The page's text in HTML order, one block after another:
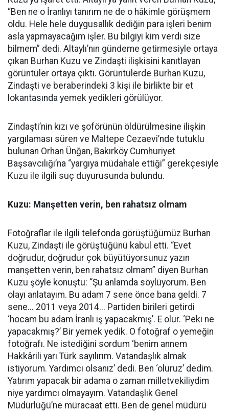
“Ben ne o İranlıyı tanırım ne de o hâkimle görüşmem
oldu. Hele hele duygusallık dediğin para işleri benim
asla yapmayacağım işler. Bu bilgiyi kim verdi size
bilmem” dedi. Altaylı’nın gündeme getirmesiyle ortaya
çıkan Burhan Kuzu ve Zindaşti ilişkisini kanıtlayan
görüntüler ortaya çıktı. Görüntülerde Burhan Kuzu,
Zindaşti ve beraberindeki 3 kişi ile birlikte bir et
lokantasında yemek yedikleri görülüyor.
Zindaşti’nin kızı ve şoförünün öldürülmesine ilişkin
yargılaması süren ve Maltepe Cezaevi’nde tutuklu
bulunan Orhan Ünğan, Bakırköy Cumhuriyet
Başsavcılığı’na “yargıya müdahale ettiği” gerekçesiyle
Kuzu ile ilgili suç duyurusunda bulundu.
Kuzu: Manşetten verin, ben rahatsız olmam
Fotoğraflar ile ilgili telefonda görüştüğümüz Burhan
Kuzu, Zindaşti ile görüştüğünü kabul etti. “Evet
doğrudur, doğrudur çok büyütüyorsunuz yazın
manşetten verin, ben rahatsız olmam” diyen Burhan
Kuzu şöyle konuştu: “Şu anlamda söylüyorum. Ben
olayı anlatayım. Bu adam 7 sene önce bana geldi. 7
sene... 2011 veya 2014... Partiden birileri getirdi
‘hocam bu adam İranlı iş yapacakmış’. E olur. ‘Peki ne
yapacakmış?’ Bir yemek yedik. O fotoğraf o yemeğin
fotoğrafı. Ne istediğini sordum ‘benim annem
Hakkârili yarı Türk sayılırım. Vatandaşlık almak
istiyorum. Yardımcı olsanız’ dedi. Ben ‘oluruz’ dedim.
Yatırım yapacak bir adama o zaman milletvekiliydim
niye yardımcı olmayayım. Vatandaşlık Genel
Müdürlüğü’ne müracaat etti. Ben de genel müdürü